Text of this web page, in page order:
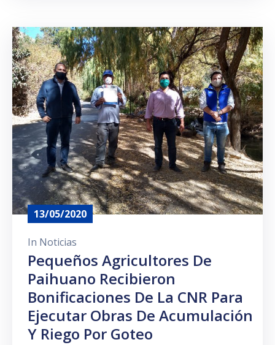
13/05/2020
In Noticias
Pequeños Agricultores De
Paihuano Recibieron
Bonificaciones De La CNR Para
Ejecutar Obras De Acumulación
Y Riego Por Goteo